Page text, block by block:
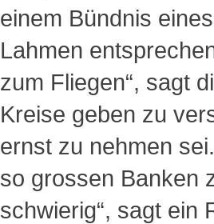
einem Bündnis
Lahmen
zum Fliegen“, sagt
Kreise geben zu
ernst zu nehmen
so grossen Banken
schwierig“, sagt ein